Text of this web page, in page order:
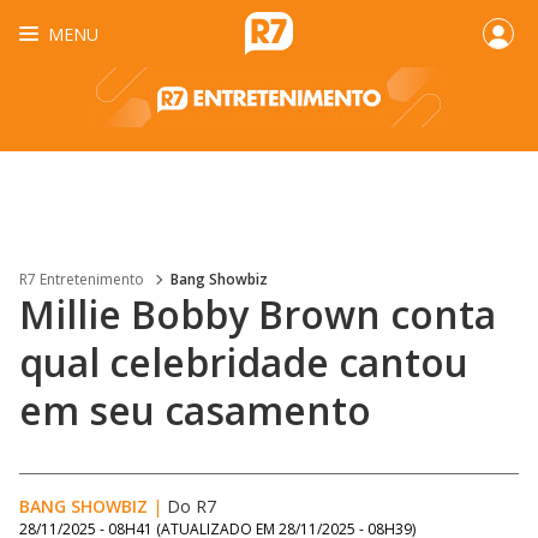
MENU
R7 Entretenimento Bang Showbiz
Millie Bobby Brown conta
qual celebridade cantou
em seu casamento
BANG SHOWBIZ | Do R7
28/11/2025 - 08H41 (ATUALIZADO EM 28/11/2025 - 08H39)